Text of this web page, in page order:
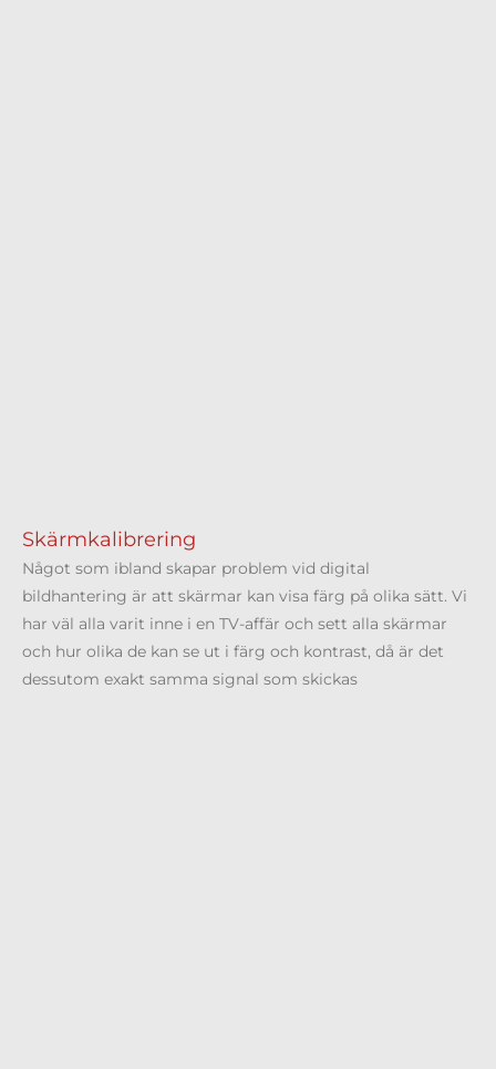
Skärmkalibrering
Något som ibland skapar problem vid digital
bildhantering är att skärmar kan visa färg på olika sätt. Vi
har väl alla varit inne i en TV-affär och sett alla skärmar
och hur olika de kan se ut i färg och kontrast, då är det
dessutom exakt samma signal som skickas